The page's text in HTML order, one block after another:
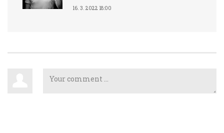
16. 3. 2022 18:00